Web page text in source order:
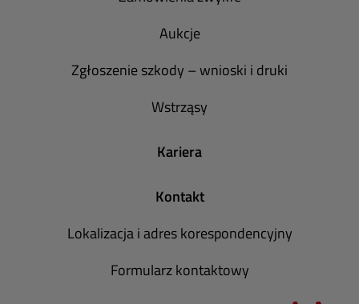
Aukcje
Zgłoszenie szkody – wnioski i druki
Wstrząsy
Kariera
Kontakt
Lokalizacja i adres korespondencyjny
Formularz kontaktowy